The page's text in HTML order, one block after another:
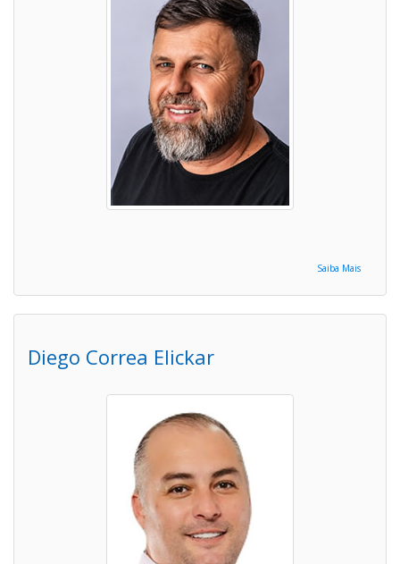
Saiba Mais
Diego Correa Elickar